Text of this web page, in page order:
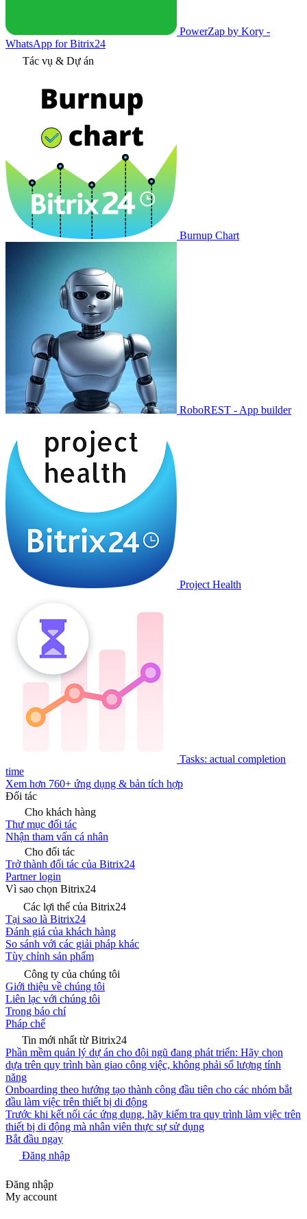
PowerZap by Kory -
WhatsApp for Bitrix24
Tác vụ & Dự án
Burnup Chart
RoboREST - App builder
Project Health
Tasks: actual completion
time
Xem hơn 760+ ứng dụng & bản tích hợp
Đối tác
Cho khách hàng
Thư mục đối tác
Nhận tham vấn cá nhân
Cho đối tác
Trở thành đối tác của Bitrix24
Partner login
Vì sao chọn Bitrix24
Các lợi thế của Bitrix24
Tại sao là Bitrix24
Đánh giá của khách hàng
So sánh với các giải pháp khác
Tùy chỉnh sản phẩm
Công ty của chúng tôi
Giới thiệu về chúng tôi
Liên lạc với chúng tôi
Trong báo chí
Pháp chế
Tin mới nhất từ Bitrix24
Phần mềm quản lý dự án cho đội ngũ đang phát triển: Hãy chọn
dựa trên quy trình bàn giao công việc, không phải số lượng tính
năng
Onboarding theo hướng tạo thành công đầu tiên cho các nhóm bắt
đầu làm việc trên thiết bị di động
Trước khi kết nối các ứng dụng, hãy kiểm tra quy trình làm việc trên
thiết bị di động mà nhân viên thực sự sử dụng
Bắt đầu ngay
Đăng nhập
Đăng nhập
My account